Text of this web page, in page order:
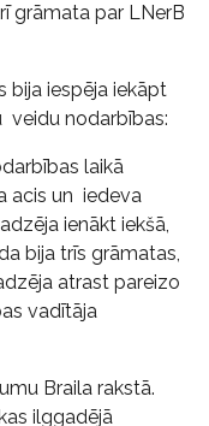
grāmata par LNerB
bija iespēja iekāpt
veidu nodarbības:
laikā
acis un iedeva
ienākt iekšā,
bija trīs grāmatas,
atrast pareizo
vadītāja
Braila rakstā.
ilggadējā